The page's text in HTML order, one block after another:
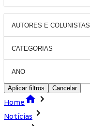
AUTORES E COLUNISTAS
CATEGORIAS
ANO
Aplicar filtros Cancelar
Home
Notícias